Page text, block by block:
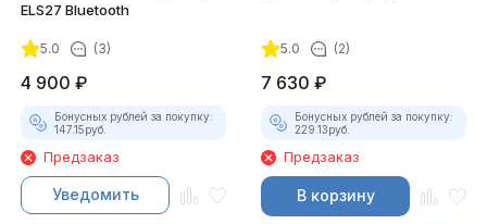
ELS27 Bluetooth
5.0 (3)
4 900 ₽
Бонусных рублей за покупку:
147.15руб.
Предзаказ
Уведомить
5.0 (2)
7 630 ₽
Бонусных рублей за покупку:
229.13руб.
Предзаказ
В корзину